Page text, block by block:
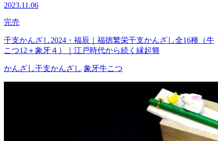
2023.11.06
完売
干支かんざし2024・福辰｜福徳繁栄干支かんざし全16種（牛
こつ12＋象牙４）｜江戸時代から続く縁起簪
かんざし干支かんざし 象牙牛こつ